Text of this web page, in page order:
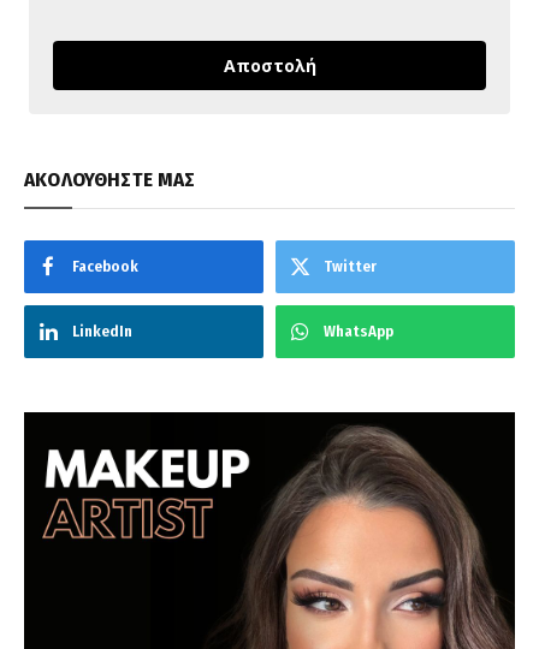
Αποστολή
ΑΚΟΛΟΥΘΗΣΤΕ ΜΑΣ
Facebook Twitter
LinkedIn WhatsApp